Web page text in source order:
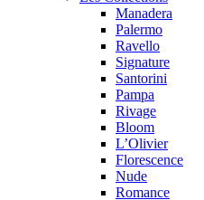
Manadera
Palermo
Ravello
Signature
Santorini
Pampa
Rivage
Bloom
L’Olivier
Florescence
Nude
Romance